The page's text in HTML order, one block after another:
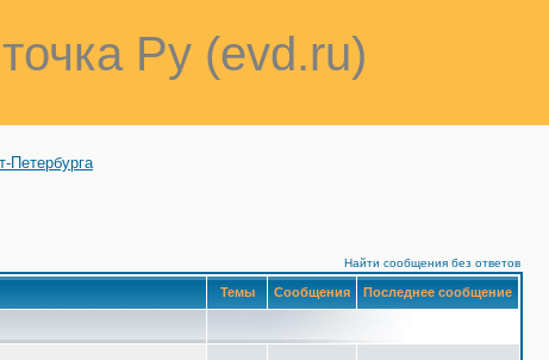
Ру (evd.ru)
Петербурга
Найти сообщения без ответов
Темы Сообщения Последнее сообщение